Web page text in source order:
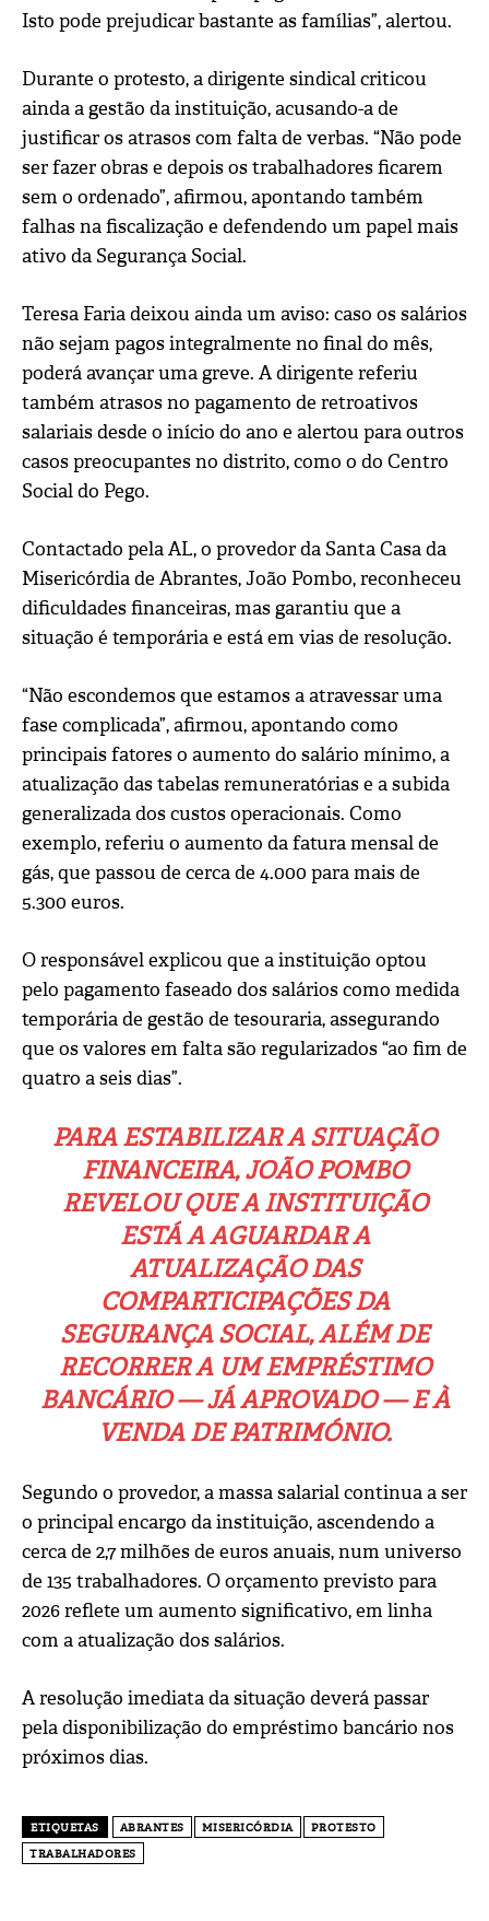
Isto pode prejudicar bastante as famílias”, alertou.
Durante o protesto, a dirigente sindical criticou
ainda a gestão da instituição, acusando-a de
justificar os atrasos com falta de verbas. “Não pode
ser fazer obras e depois os trabalhadores ficarem
sem o ordenado”, afirmou, apontando também
falhas na fiscalização e defendendo um papel mais
ativo da Segurança Social.
Teresa Faria deixou ainda um aviso: caso os salários
não sejam pagos integralmente no final do mês,
poderá avançar uma greve. A dirigente referiu
também atrasos no pagamento de retroativos
salariais desde o início do ano e alertou para outros
casos preocupantes no distrito, como o do Centro
Social do Pego.
Contactado pela AL, o provedor da Santa Casa da
Misericórdia de Abrantes, João Pombo, reconheceu
dificuldades financeiras, mas garantiu que a
situação é temporária e está em vias de resolução.
“Não escondemos que estamos a atravessar uma
fase complicada”, afirmou, apontando como
principais fatores o aumento do salário mínimo, a
atualização das tabelas remuneratórias e a subida
generalizada dos custos operacionais. Como
exemplo, referiu o aumento da fatura mensal de
gás, que passou de cerca de 4.000 para mais de
5.300 euros.
O responsável explicou que a instituição optou
pelo pagamento faseado dos salários como medida
temporária de gestão de tesouraria, assegurando
que os valores em falta são regularizados “ao fim de
quatro a seis dias”.
PARA ESTABILIZAR A SITUAÇÃO
FINANCEIRA, JOÃO POMBO
REVELOU QUE A INSTITUIÇÃO
ESTÁ A AGUARDAR A
ATUALIZAÇÃO DAS
COMPARTICIPAÇÕES DA
SEGURANÇA SOCIAL, ALÉM DE
RECORRER A UM EMPRÉSTIMO
BANCÁRIO — JÁ APROVADO — E À
VENDA DE PATRIMÓNIO.
Segundo o provedor, a massa salarial continua a ser
o principal encargo da instituição, ascendendo a
cerca de 2,7 milhões de euros anuais, num universo
de 135 trabalhadores. O orçamento previsto para
2026 reflete um aumento significativo, em linha
com a atualização dos salários.
A resolução imediata da situação deverá passar
pela disponibilização do empréstimo bancário nos
próximos dias.
ETIQUETAS ABRANTES MISERICÓRDIA
PROTESTO
TRABALHADORES